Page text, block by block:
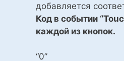
добавляется
Код в событии
каждой из кнопок.
“0”